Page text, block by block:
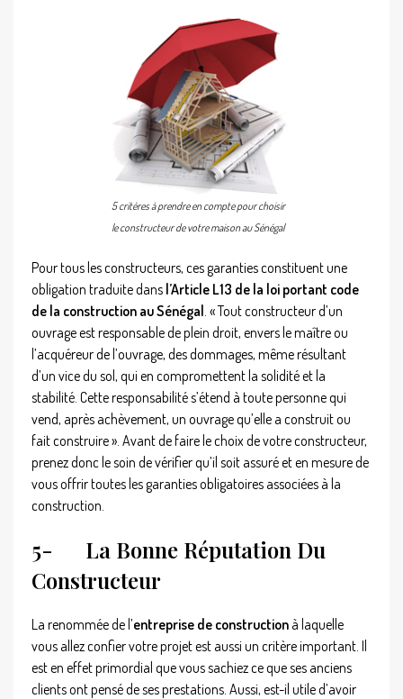
5 critères à prendre en compte pour choisir
le constructeur de votre maison au Sénégal
Pour tous les constructeurs, ces garanties constituent une
obligation traduite dans l’Article L13 de la loi portant code
de la construction au Sénégal. « Tout constructeur d’un
ouvrage est responsable de plein droit, envers le maître ou
l’acquéreur de l’ouvrage, des dommages, même résultant
d’un vice du sol, qui en compromettent la solidité et la
stabilité. Cette responsabilité s’étend à toute personne qui
vend, après achèvement, un ouvrage qu’elle a construit ou
fait construire ». Avant de faire le choix de votre constructeur,
prenez donc le soin de vérifier qu’il soit assuré et en mesure de
vous offrir toutes les garanties obligatoires associées à la
construction.
5-
La Bonne Réputation Du
Constructeur
La renommée de l’entreprise de construction à laquelle
vous allez confier votre projet est aussi un critère important. Il
est en effet primordial que vous sachiez ce que ses anciens
clients ont pensé de ses prestations. Aussi, est-il utile d’avoir